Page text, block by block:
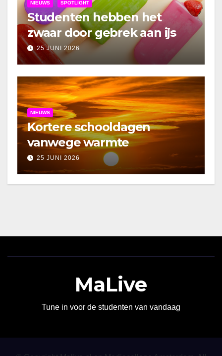
NIEUWS SPOTLIGHT
Studenten hebben het
zwaar door gebrek aan ijs
25 JUNI 2026
NIEUWS
Kortere schooldagen
vanwege warmte
25 JUNI 2026
MaLive
Tune in voor de studenten van vandaag